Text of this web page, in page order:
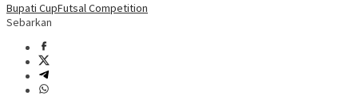
Bupati CupFutsal Competition
Sebarkan